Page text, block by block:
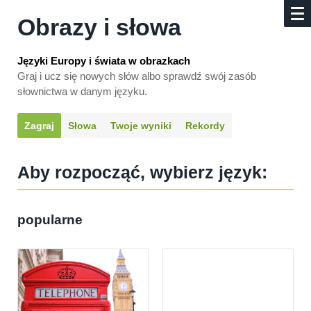
Obrazy i słowa
Języki Europy i świata w obrazkach
Graj i ucz się nowych słów albo sprawdź swój zasób
słownictwa w danym języku.
Zagraj Słowa Twoje wyniki Rekordy
Aby rozpocząć, wybierz język:
popularne